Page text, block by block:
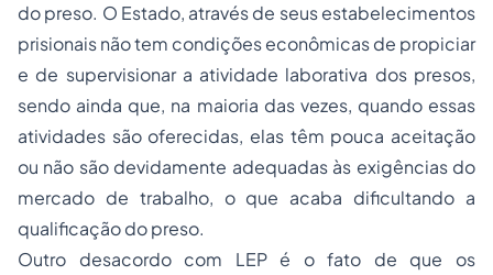
do preso. O Estado, através de seus estabelecimentos
prisionais não tem condições econômicas de propiciar
e de supervisionar a atividade laborativa dos presos,
sendo ainda que, na maioria das vezes, quando essas
atividades são oferecidas, elas têm pouca aceitação
ou não são devidamente adequadas às exigências do
mercado de trabalho, o que acaba dificultando a
qualificação do preso.
Outro desacordo com LEP é o fato de que os